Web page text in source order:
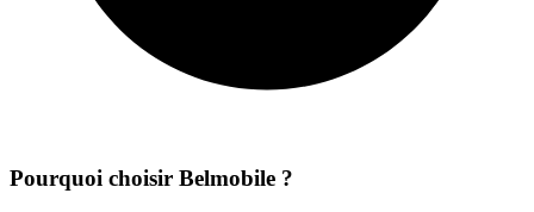
Pourquoi choisir Belmobile ?